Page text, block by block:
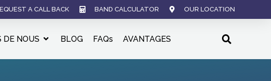
A CALL BACK BAND CALCULATOR OUR LOCATION
DE NOUS BLOG FAQs AVANTAGES